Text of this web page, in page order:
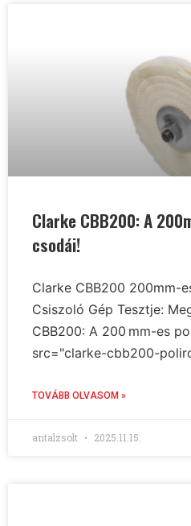
Clarke CBB200: A
csodái!
Clarke CBB200 200mm-
Csiszoló Gép Tesztje:
CBB200: A 200 mm-es
src="clarke-cbb200-
TOVÁBB OLVASOM »
antalzsolt 2025.11.15.